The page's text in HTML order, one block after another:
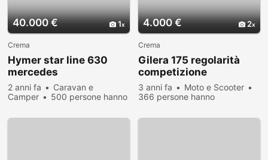
40.000 € 1
Crema
Hymer star line 630
mercedes
2 anni fa
Caravan e
Camper
500 persone hanno
4.000 € 2
Crema
Gilera 175 regolarità
competizione
3 anni fa
Moto e Scooter
366 persone hanno